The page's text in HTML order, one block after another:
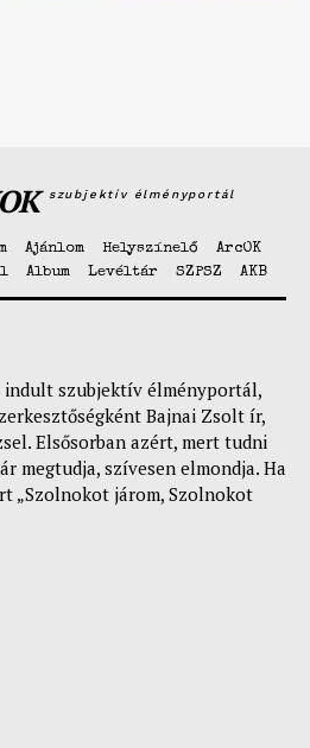
szubjektív élményportál
Ajánlom Helyszínelő
ArcOK
Album Levéltár SZPSZ AKB
indult szubjektív élményportál,
Bajnai Zsolt ír,
Elsősorban azért, mert tudni
megtudja, szívesen elmondja. Ha
„Szolnokot járom, Szolnokot